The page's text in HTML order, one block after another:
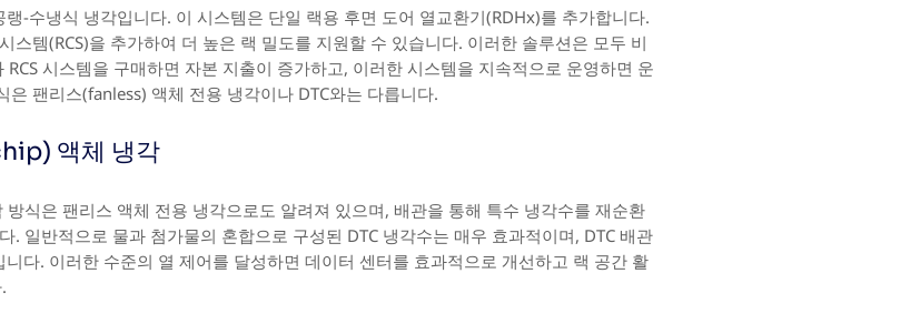
-수냉식 냉각입니다. 이 시스템은 단일 랙용 후면 도어 열교환기(RDHx)를 추가합니다.
스템(RCS)을 추가하여 더 높은 랙 밀도를 지원할 수 있습니다. 이러한 솔루션은 모두 비
시스템을 구매하면 자본 지출이 증가하고, 이러한 시스템을 지속적으로 운영하면 운
팬리스(fanless) 액체 전용 냉각이나 DTC와는 다릅니다.
액체 냉각
식은 팬리스 액체 전용 냉각으로도 알려져 있으며, 배관을 통해 특수 냉각수를 재순환
일반적으로 물과 첨가물의 혼합으로 구성된 DTC 냉각수는 매우 효과적이며, DTC 배관
다. 이러한 수준의 열 제어를 달성하면 데이터 센터를 효과적으로 개선하고 랙 공간 활